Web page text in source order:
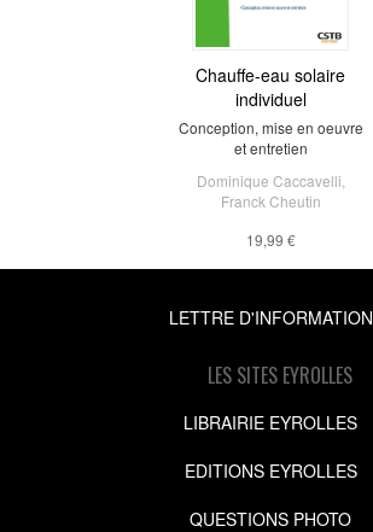
Chauffe-eau solaire
individuel
Conception, mise en oeuvre
et entretien
Dominique Caccavelli
Franck Cheutin
19,99 €
LETTRE D'INFORMATION
LES SITES EYROLLES
LIBRAIRIE EYROLLES
EDITIONS EYROLLES
QUESTIONS PHOTO